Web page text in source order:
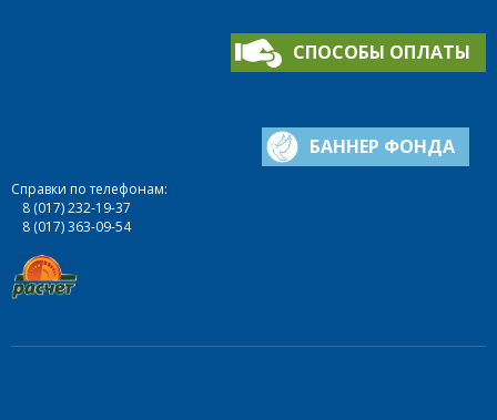
СПОСОБЫ ОПЛАТЫ
БАННЕР ФОНДА
Справки по телефонам:
8 (017) 232-19-37
8 (017) 363-09-54